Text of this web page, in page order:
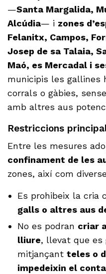
—Santa Margalida,
Alcúdia— i zones
Felanitx, Campos,
Josep de sa Talaia,
Maó, es Mercadal i
municipis les gallines
corrals o gàbies,
amb altres aus
Restriccions
Entre les mesures
confinament de les
zones, així com
Es prohibeix la cria
galls o altres aus
No es podran criar
lliure, llevat que es
mitjançant teles o
impedeixin el